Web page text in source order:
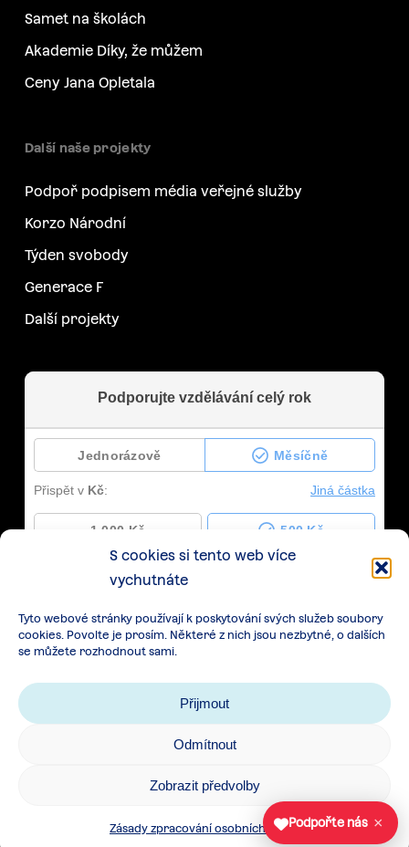
S cookies si tento web více
vychutnáte
Tyto webové stránky používají k poskytování svých služeb soubory
cookies. Povolte je prosím. Některé z nich jsou nezbytné, o dalších
se můžete rozhodnout sami.
Přijmout
Odmítnout
Zobrazit předvolby
Zásady zpracování osobních údajů
Samet na školách
Akademie Díky, že můžem
Ceny Jana Opletala
Další naše projekty
Podpoř podpisem média veřejné služby
Korzo Národní
Týden svobody
Generace F
Další projekty
Zásady zpracování osobních údajů
Všeobecné podmínky spolupráce
Podpořte nás ×